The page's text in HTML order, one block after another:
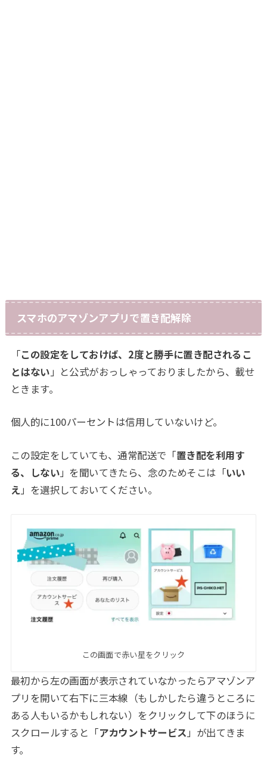
スマホのアマゾンアプリで置き配解除
「この設定をしておけば、2度と勝手に置き配されるこ
とはない」と公式がおっしゃっておりましたから、載せ
ときます。
個人的に100パーセントは信用していないけど。
この設定をしていても、通常配送で「置き配を利用す
る、しない」を聞いてきたら、念のためそこは「いい
え 」を選択しておいてください。
この画面で赤い星をクリック
最初から左の画面が表示されていなかったらアマゾンア
プリを開いて右下に三本線（もしかしたら違うところに
ある人もいるかもしれない）をクリックして下のほうに
スクロールすると「アカウントサービス」が出てきま
す。